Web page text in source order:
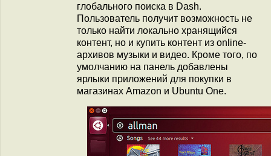
глобального поиска в Dash.
Пользователь получит возможность не
только найти локально хранящийся
контент, но и купить контент из online-
архивов музыки и видео. Кроме того, по
умолчанию на панель добавлены
ярлыки приложений для покупки в
магазинах Amazon и Ubuntu One.